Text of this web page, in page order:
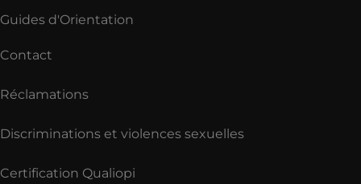
Guides d'Orientation
Contact
Réclamations
Discriminations et violences sexuelles
Certification Qualiopi